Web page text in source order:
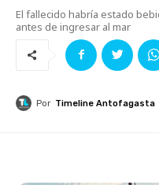
El fallecido habría estado
antes de ingresar al mar
Por Timeline Antofagasta